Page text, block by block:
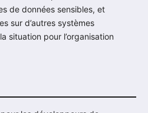
de données sensibles, et
sur d’autres systèmes
situation pour l’organisation